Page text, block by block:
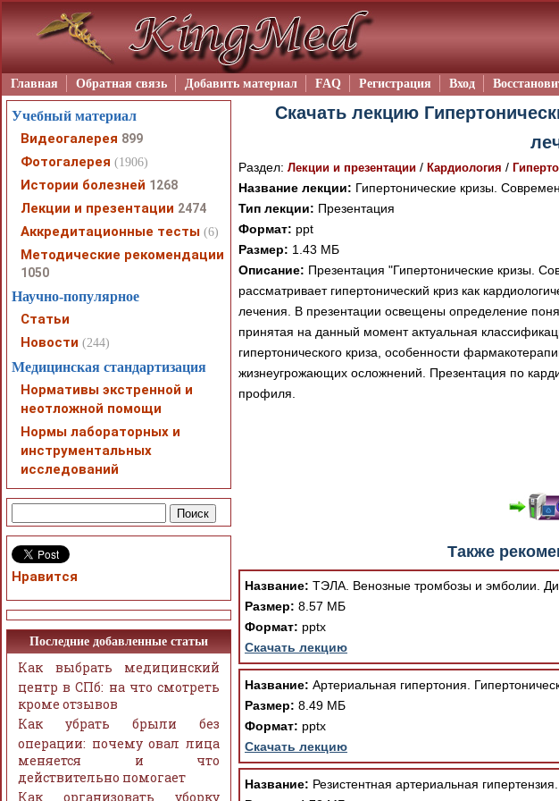
Главная Обратная связь Добавить материал FAQ Регистрация Вход
Скачать лекцию
Раздел: Лекции и презентации / Кардиология /
Название лекции: Гипертонические кризы.
Тип лекции: Презентация
Формат: ppt
Размер: 1.43 МБ
Описание: Презентация "Гипертонические кризы.
рассматривает гипертонический криз как
лечения. В презентации освещены определение
принятая на данный момент актуальная
гипертонического криза, особенности
жизнеугрожающих осложнений. Презентация по
профиля.
При просмотре в режиме "Читать онлайн"
поддержки Вашим браузером шрифтов и
ошибка устраняется Вашим программным
Также
Название: ТЭЛА. Венозные тромбозы и эмболии.
Размер: 8.57 МБ
Формат: pptx
Скачать лекцию
Название: Артериальная гипертония.
Размер: 8.49 МБ
Формат: pptx
Скачать лекцию
Название: Резистентная артериальная гипертензия.
Учебный материал
Видеогалерея 899
Фотогалерея (1906)
Истории болезней 1268
Лекции и презентации 2474
Аккредитационные тесты (6)
Методические рекомендации
1050
Научно-популярное
Статьи
Новости (244)
Медицинская стандартизация
Нормативы экстренной и
неотложной помощи
Нормы лабораторных и
инструментальных
исследований
Нравится
Последние добавленные статьи
Как выбрать медицинский
центр в СПб: на что смотреть
кроме отзывов
Как убрать брыли без
операции: почему овал лица
меняется и что
действительно помогает
Как организовать уборку